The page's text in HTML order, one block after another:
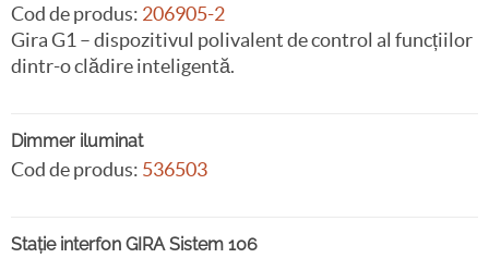
Cod de produs: 206905-2
Gira G1 – dispozitivul polivalent de control al funcțiilor
dintr-o clădire inteligentă.
Dimmer iluminat
Cod de produs: 536503
Stație interfon GIRA Sistem 106